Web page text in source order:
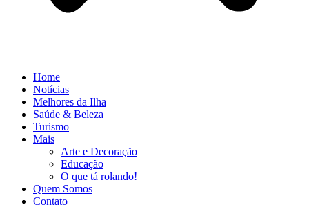
Home
Notícias
Melhores da Ilha
Saúde & Beleza
Turismo
Mais
Arte e Decoração
Educação
O que tá rolando!
Quem Somos
Contato